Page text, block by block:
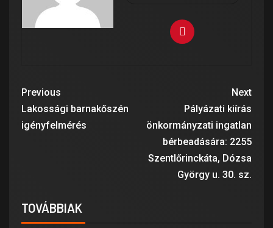
Previous
Lakossági barnakőszén
igényfelmérés
Next
Pályázati kiírás
önkormányzati ingatlan
bérbeadására: 2255
Szentlőrinckáta, Dózsa
György u. 30. sz.
TOVÁBBIAK